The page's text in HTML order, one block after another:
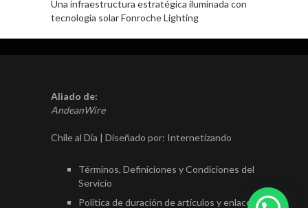
Una infraestructura estratégica iluminada con
tecnología solar Fonroche Lighting
Aliado de:
AndeanWire
Chile al Día | Diseñado por: Internetizando
Términos, Definiciones y Condiciones del
Servicio
Política de duración de artículos y enlaces